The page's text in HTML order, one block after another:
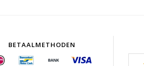
BETAALMETHODEN